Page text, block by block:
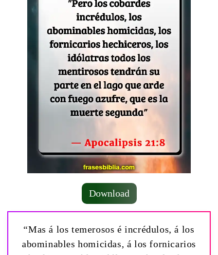
Download
“Mas á los temerosos é incrédulos, á los
abominables homicidas, á los fornicarios